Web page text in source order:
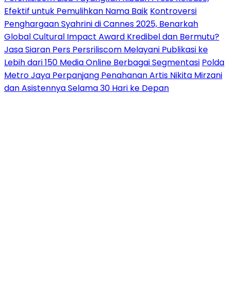
Efektif untuk Pemulihkan Nama Baik Kontroversi
Penghargaan Syahrini di Cannes 2025, Benarkah
Global Cultural Impact Award Kredibel dan Bermutu?
Jasa Siaran Pers Persriliscom Melayani Publikasi ke
Lebih dari 150 Media Online Berbagai Segmentasi Polda
Metro Jaya Perpanjang Penahanan Artis Nikita Mirzani
dan Asistennya Selama 30 Hari ke Depan